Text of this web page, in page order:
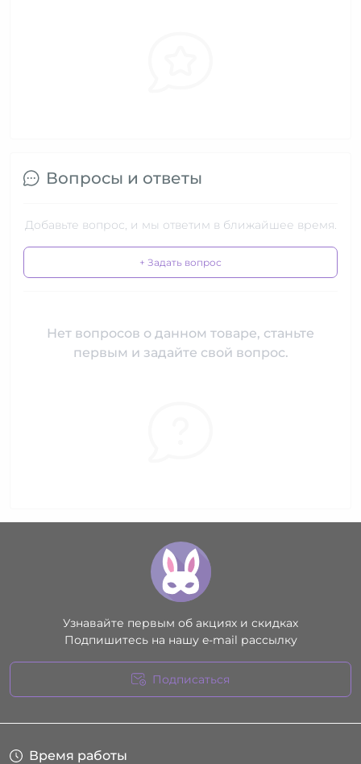
Вопросы и ответы
Добавьте вопрос, и мы ответим в ближайшее время.
+ Задать вопрос
Нет вопросов о данном товаре, станьте
первым и задайте свой вопрос.
Узнавайте первым об акциях и скидках
Подпишитесь на нашу e-mail рассылку
Подписаться
Время работы